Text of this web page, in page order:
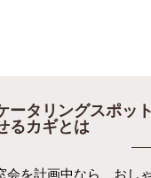
ータリングスポッ
るカギとは
会を計画中なら、おし